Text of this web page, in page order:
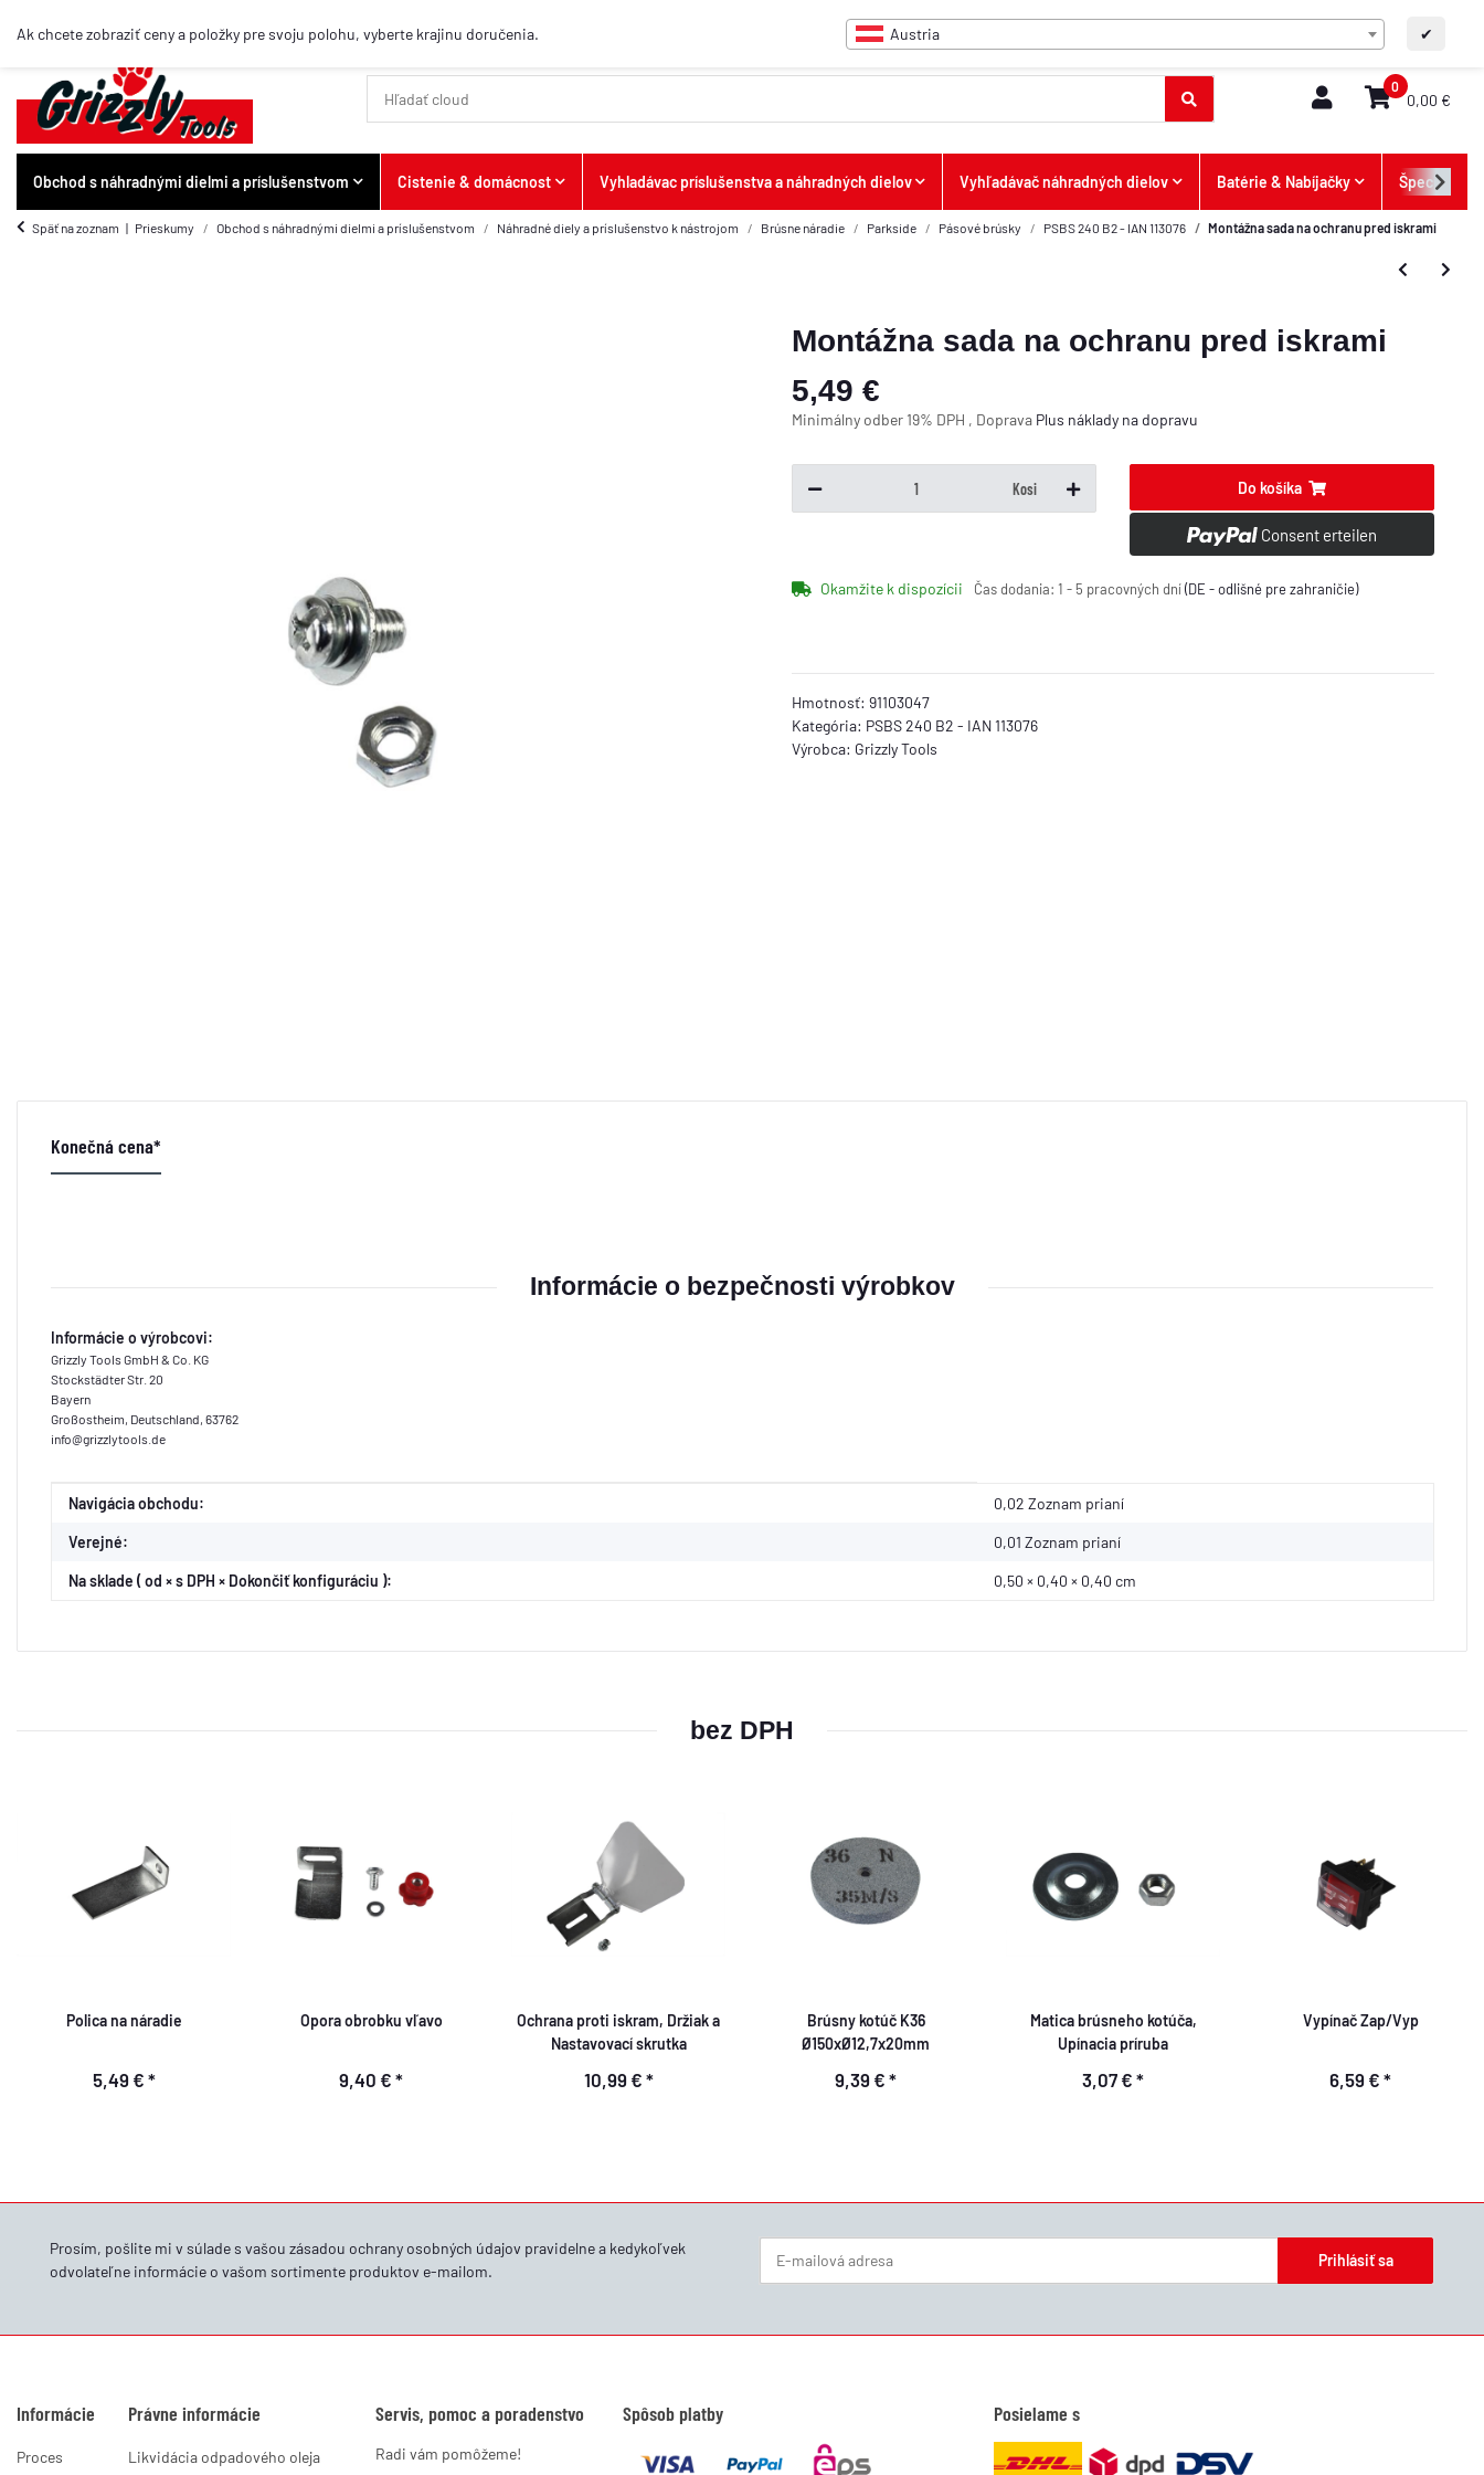
Ak chcete zobraziť ceny a položky pre svoju polohu, vyberte krajinu doručenia. Austria ✔
SK FAQ/Kontakt
0
0,00 €
Obchod s náhradnými dielmi a príslušenstvom Cistenie & domácnost Vyhladávac príslušenstva a náhradných dielov Vyhľadávač náhradných dielov Batérie & Nabíjačky Špeciálne
Späť na zoznam Prieskumy Obchod s náhradnými dielmi a príslušenstvom Náhradné diely a príslušenstvo k nástrojom Brúsne náradie Parkside Pásové brúsky PSBS 240 B2 - IAN 113076 Montážna sada na ochranu pred iskrami
Montážna sada na ochranu pred iskrami
5,49 €
Minimálny odber 19% DPH , Doprava Plus náklady na dopravu
Kosi Do košíka
Consent erteilen
Okamžite k dispozícii Čas dodania: 1 - 5 pracovných dní(DE - odlišné pre zahraničie)
Hmotnosť: 91103047
Kategória: PSBS 240 B2 - IAN 113076
Výrobca: Grizzly Tools
Konečná cena*
Informácie o bezpečnosti výrobkov
Informácie o výrobcovi:
Grizzly Tools GmbH & Co. KG
Stockstädter Str. 20
Bayern
Großostheim, Deutschland, 63762
info@grizzlytools.de
Ďalšia konfiguračná skupina
na ďalšiu položku
Navigácia obchodu: 0,02 Zoznam prianí
Verejné: 0,01 Zoznam prianí
Na sklade ( od × s DPH × Dokončiť konfiguráciu ): 0,50 × 0,40 × 0,40 cm
bez DPH
Polica na náradie
5,49 € *
Opora obrobku vľavo
9,40 € *
Ochrana proti iskram, Držiak a
Nastavovací skrutka
10,99 € *
Brúsny kotúč K36
Ø150xØ12,7x20mm
9,39 € *
Matica brúsneho kotúča,
Upínacia príruba
3,07 € *
Vypínač Zap/Vyp
6,59 € *
Prosím, pošlite mi v súlade s vašou zásadou ochrany osobných údajov pravidelne a kedykoľvek
odvolateľne informácie o vašom sortimente produktov e-mailom.
Prihlásiť sa
Informácie
Proces
Právne informácie
Likvidácia odpadového oleja
Servis, pomoc a poradenstvo
Radi vám pomôžeme!
Spôsob platby Posielame s